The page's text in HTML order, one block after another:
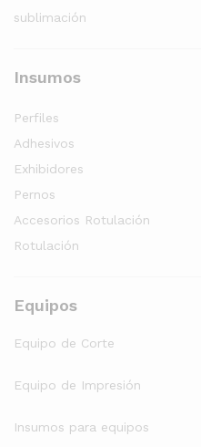
sublimación
Insumos
Perfiles
Adhesivos
Exhibidores
Pernos
Accesorios Rotulación
Rotulación
Equipos
Equipo de Corte
Equipo de Impresión
Insumos para equipos